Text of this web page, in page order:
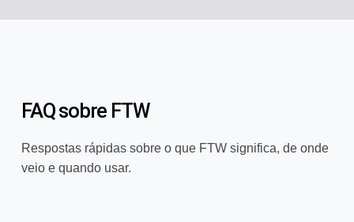
FAQ sobre FTW
Respostas rápidas sobre o que FTW significa, de onde
veio e quando usar.